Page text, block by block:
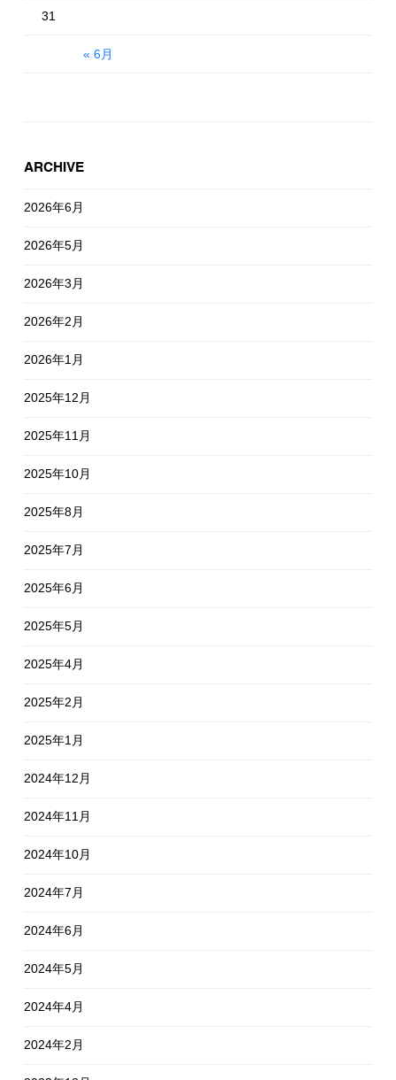
« 6月
31
ARCHIVE
2026年6月
2026年5月
2026年3月
2026年2月
2026年1月
2025年12月
2025年11月
2025年10月
2025年8月
2025年7月
2025年6月
2025年5月
2025年4月
2025年2月
2025年1月
2024年12月
2024年11月
2024年10月
2024年7月
2024年6月
2024年5月
2024年4月
2024年2月